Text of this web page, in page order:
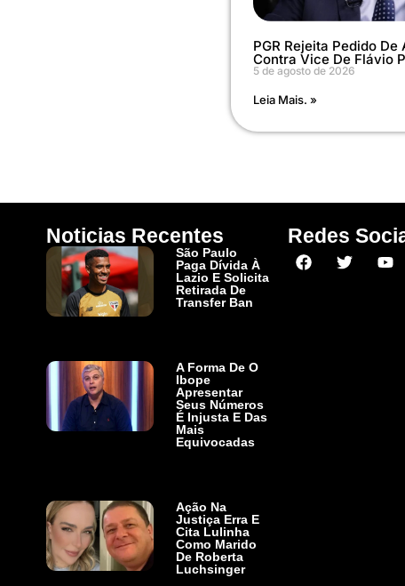
PGR Rejeita Pedido De
Contra Vice De Flávio
5 de agosto de 2026
Leia Mais. »
Noticias Recentes
São Paulo
Paga Dívida À
Lazio E Solicita
Retirada De
Transfer Ban
A Forma De O
Ibope
Apresentar
Seus Números
É Injusta E Das
Mais
Equivocadas
Ação Na
Justiça Erra E
Cita Lulinha
Como Marido
De Roberta
Luchsinger
Redes